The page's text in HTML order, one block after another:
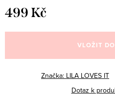
499 Kč
cena:
VLOŽIT
Značka: LILA LOVES IT
Dotaz k